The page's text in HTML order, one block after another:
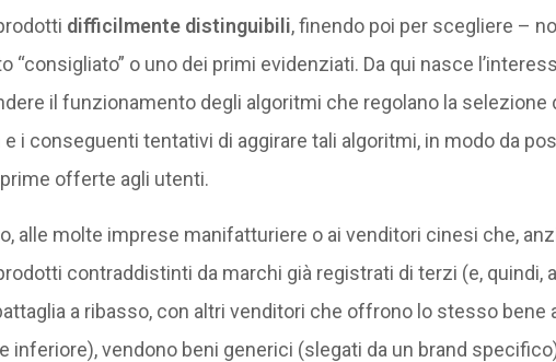
difficilmente distinguibili, finendo poi per scegliere –
“consigliato” o uno dei primi evidenziati. Da qui nasce
il funzionamento degli algoritmi che regolano la selezione
i conseguenti tentativi di aggirare tali algoritmi, in modo da
offerte agli utenti.
alle molte imprese manifatturiere o ai venditori cinesi che,
contraddistinti da marchi già registrati di terzi (e, quindi,
a ribasso, con altri venditori che offrono lo stesso bene
inferiore), vendono beni generici (slegati da un brand